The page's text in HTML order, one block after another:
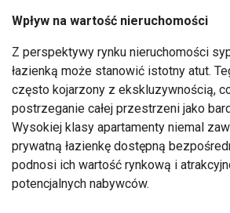
Wpływ na wartość nieruchomości
Z perspektywy rynku nieruchomości
łazienką może stanowić istotny atut.
często kojarzony z ekskluzywnością,
postrzeganie całej przestrzeni jako
Wysokiej klasy apartamenty niemal
prywatną łazienkę dostępną
podnosi ich wartość rynkową i
potencjalnych nabywców.